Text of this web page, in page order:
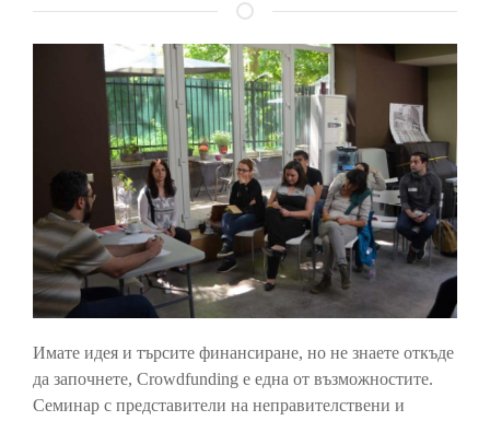
Имате идея и търсите финансиране, но не знаете откъде
да започнете, Crowdfunding е една от възможностите.
Семинар с представители на неправителствени и